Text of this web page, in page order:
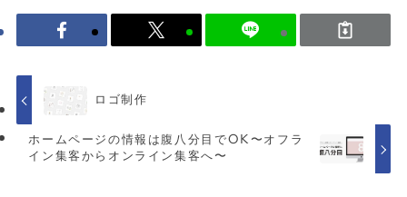
ロゴ制作
ホームページの情報は腹八分目でOK〜オフラ
イン集客からオンライン集客へ〜